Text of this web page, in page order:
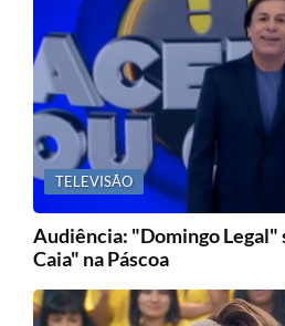
TELEVISÃO
Audiência: "Domingo Legal"
Caia" na Páscoa